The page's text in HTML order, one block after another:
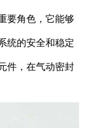
要角色，它能够
统的安全和稳定
件，在气动密封